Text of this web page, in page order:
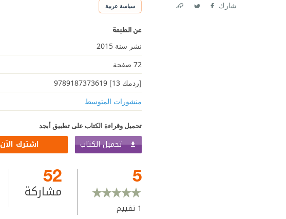
شارك
سياسة عربية
عن الطبعة
نشر سنة 2015
72 صفحة
[ردمك 13] 9789187373619
منشورات المتوسط
تحميل وقراءة الكتاب على تطبيق أبجد
تحميل الكتاب اشترك الآن
5
1 تقييم
52
مشاركة